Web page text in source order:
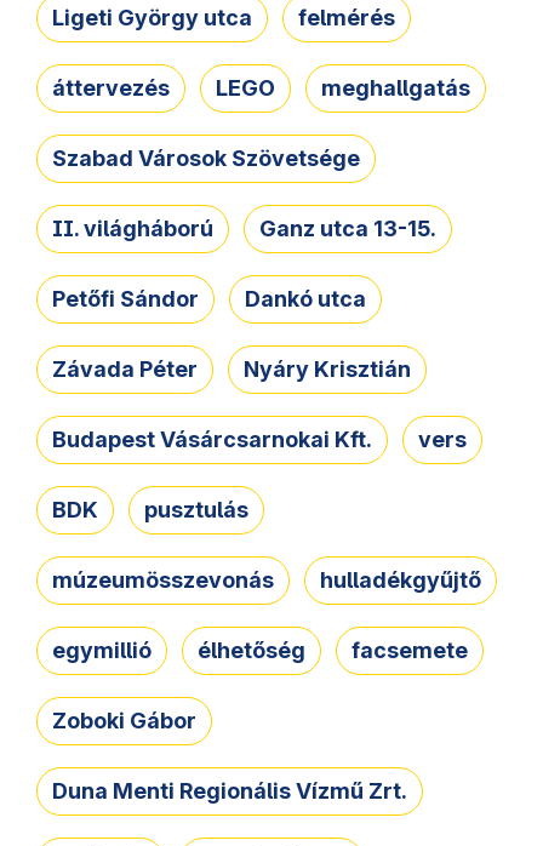
Ligeti György utca felmérés
áttervezés LEGO meghallgatás
Szabad Városok Szövetsége
II. világháború Ganz utca 13-15.
Petőfi Sándor Dankó utca
Závada Péter Nyáry Krisztián
Budapest Vásárcsarnokai Kft. vers
BDK pusztulás
múzeumösszevonás hulladékgyűjtő
egymillió élhetőség facsemete
Zoboki Gábor
Duna Menti Regionális Vízmű Zrt.